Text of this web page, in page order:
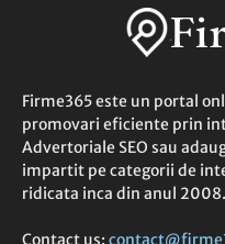
Firme365 este un portal
promovari eficiente prin
Advertoriale SEO sau
impartit pe categorii de
ridicata inca din anul 2008.
Contact us: